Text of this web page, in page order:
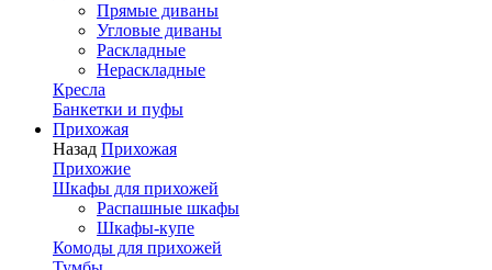
Прямые диваны
Угловые диваны
Раскладные
Нераскладные
Кресла
Банкетки и пуфы
Прихожая
Назад Прихожая
Прихожие
Шкафы для прихожей
Распашные шкафы
Шкафы-купе
Комоды для прихожей